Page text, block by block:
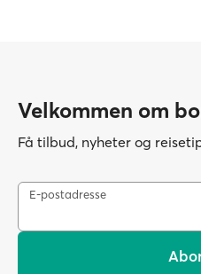
Velkommen om
Få tilbud, nyheter og
E-postadresse